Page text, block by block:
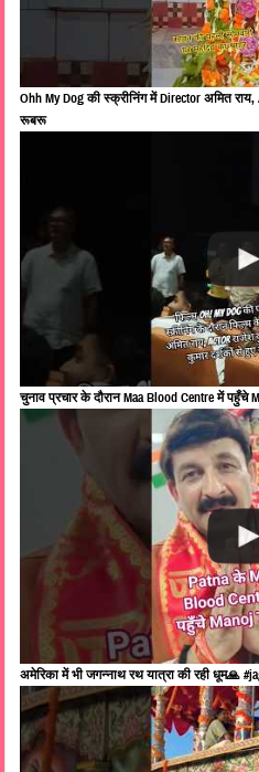
Ohh My Dog की स्क्रीनिंग में Director अमित
रूबरू
चुनाव प्रचार के दौरान Maa Blood Centre में पहुँचे
अमेरिका में भी जगन्नाथ रथ यात्रा की रही धूम🙏